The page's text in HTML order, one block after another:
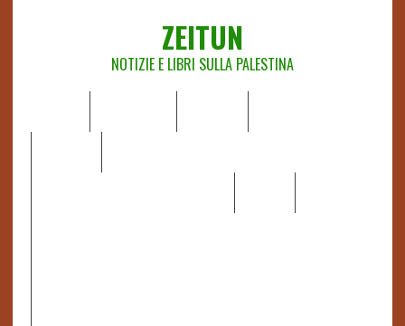
ZEITUN
NOTIZIE E LIBRI SULLA PALESTINA